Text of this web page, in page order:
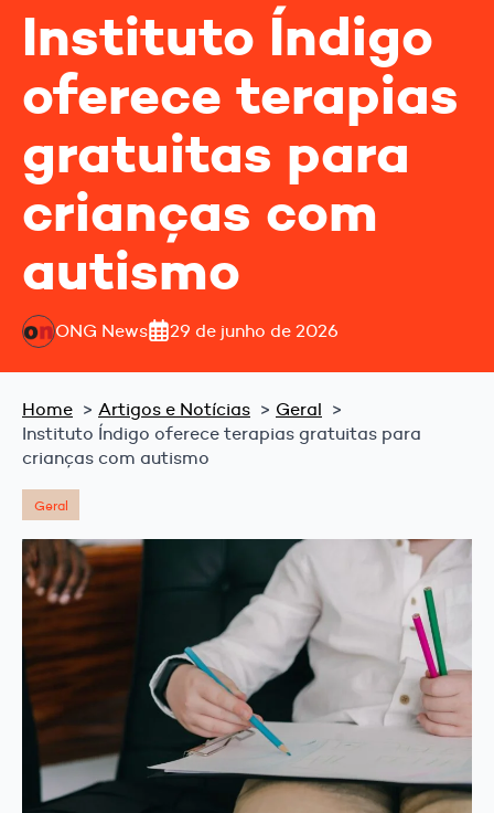
Instituto Índigo
oferece terapias
gratuitas para
crianças com
autismo
ONG News 29 de junho de 2026
Home Artigos e Notícias
Geral
Instituto Índigo oferece terapias gratuitas para
crianças com autismo
Geral